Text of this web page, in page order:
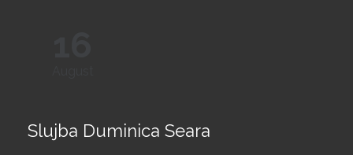
Slujba Duminica Seara